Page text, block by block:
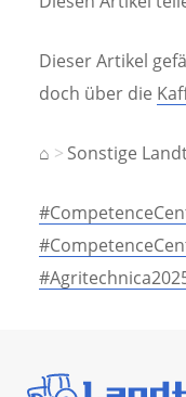
Dieser Artikel
doch über die
⌂ Sonstige